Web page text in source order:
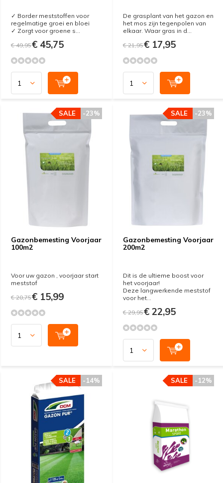
✓ Border meststoffen voor
regelmatige groei en bloei
✓ Zorgt voor groene s...
€ 49,95€ 45,75
De grasplant van het gazon en
het mos zijn tegenpolen van
elkaar. Waar gras in d...
€ 21,95€ 17,95
Gazonbemesting Voorjaar
100m2
-23%
SALE
Voor uw gazon , voorjaar start
meststof
€ 20,75€ 15,99
Gazonbemesting Voorjaar
200m2
-23%
SALE
Dit is de ultieme boost voor
het voorjaar!
Deze langwerkende meststof
voor het...
€ 29,95€ 22,95
-14%
SALE -12%
SALE